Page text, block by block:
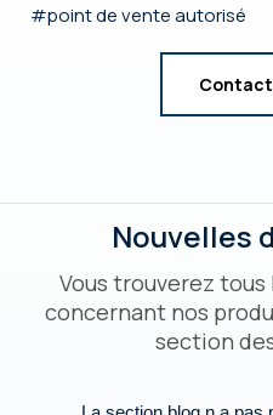
#point de vente autorisé
Nouvelles
Vous trouverez
concernant nos
section